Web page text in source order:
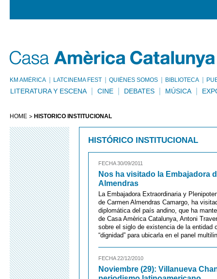
KM AMÈRICA LATCINEMA FEST QUIÉNES SOMOS BIBLIOTECA
LITERATURA Y ESCENA CINE DEBATES MÚSICA
HOME HISTÓRICO INSTITUCIONAL
HISTÓRICO INSTITUCIONAL
FECHA 30/09/2011
Nos ha visitado la Embajadora
Almendras
La Embajadora Extraordinaria y
de Carmen Almendras Camargo, ha
diplomática del país andino, que ha
de Casa Amèrica Catalunya, Antoni
sobre el siglo de existencia de la entidad
“dignidad” para ubicarla en el panel
FECHA 22/12/2010
Noviembre (29): Villanueva